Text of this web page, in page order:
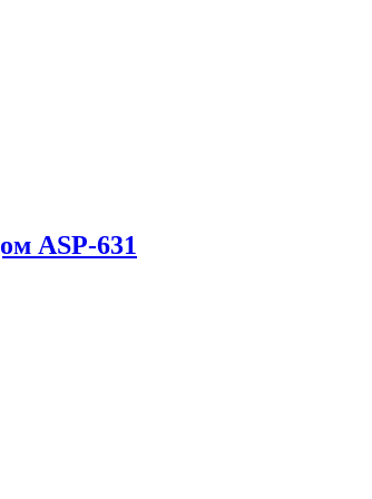
ASP-631